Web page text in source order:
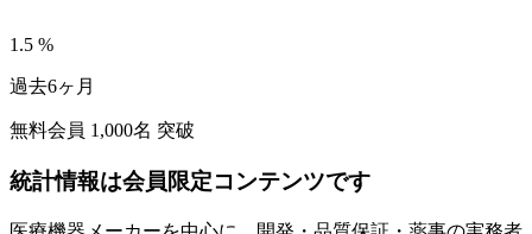
1.5 %
過去6ヶ月
無料会員 1,000名 突破
統計情報は会員限定コンテンツです